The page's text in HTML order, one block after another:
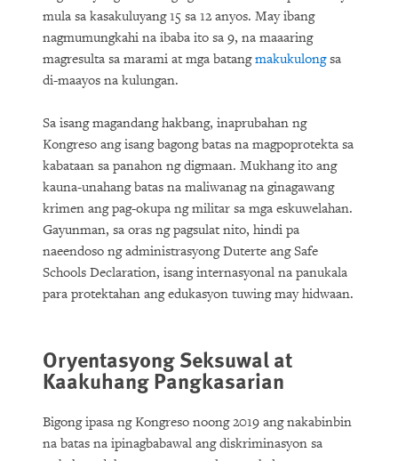
mula sa kasakuluyang 15 sa 12 anyos. May ibang
nagmumungkahi na ibaba ito sa 9, na maaaring
magresulta sa marami at mga batangmakukulongsa
di-maayos na kulungan.
Sa isang magandang hakbang, inaprubahan ng
Kongreso ang isang bagong batas na magpoprotekta sa
kabataan sa panahon ng digmaan. Mukhang ito ang
kauna-unahang batas na maliwanag na ginagawang
krimen ang pag-okupa ng militar sa mga eskuwelahan.
Gayunman, sa oras ng pagsulat nito, hindi pa
naeendoso ng administrasyong Duterte ang Safe
Schools Declaration, isang internasyonal na panukala
para protektahan ang edukasyon tuwing may hidwaan.
Oryentasyong Seksuwal at
Kaakuhang Pangkasarian
Bigong ipasa ng Kongreso noong 2019 ang nakabinbin
na batas na ipinagbabawal ang diskriminasyon sa